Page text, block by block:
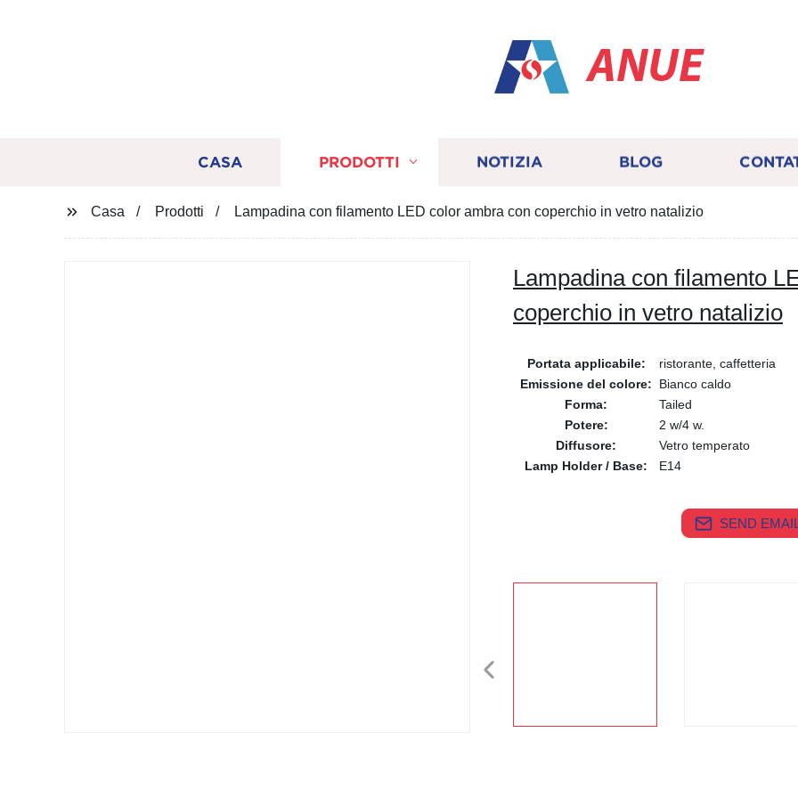
ANUE
CASA PRODOTTI NOTIZIA BLOG
Casa Prodotti Lampadina con filamento LED color ambra con coperchio in vetro natalizio
Lampadina con filamento
coperchio in vetro natalizio
Portata applicabile:
ristorante, caffetteria
Emissione del colore:
Bianco caldo
Forma:
Tailed
Potere:
2 w/4 w.
Diffusore:
Vetro temperato
Lamp Holder / Base:
E14
SEND